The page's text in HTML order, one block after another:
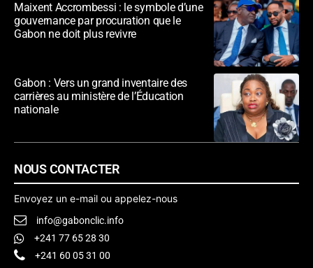
Maixent Accrombessi : le symbole d’une
gouvernance par procuration que le
Gabon ne doit plus revivre
Gabon : Vers un grand inventaire des
carrières au ministère de l’Éducation
nationale
NOUS CONTACTER
Envoyez un e-mail ou appelez-nous
info@gabonclic.info
+241 77 65 28 30
+241 60 05 31 00